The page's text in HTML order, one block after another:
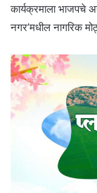
कार्यक्रमाला भाजपचे
नगर’मधील नागरिक